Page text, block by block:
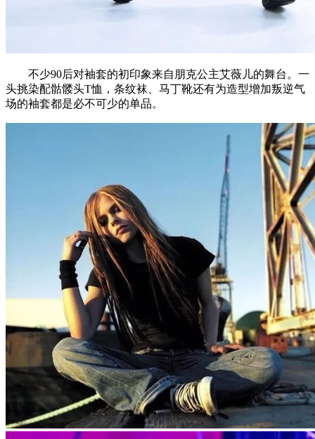
不少90后对袖套的初印象来自朋克公主艾薇儿的舞台。一
头挑染配骷髅头T恤，条纹袜、马丁靴还有为造型增加叛逆气
场的袖套都是必不可少的单品。